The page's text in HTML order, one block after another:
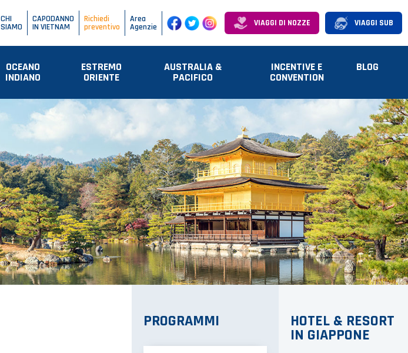
CHI
SIAMO
CAPODANNO
IN VIETNAM
Richiedi
preventivo
Area
Agenzie VIAGGI DI NOZZE VIAGGI SUB
OCEANO
INDIANO
ESTREMO
ORIENTE
AUSTRALIA &
PACIFICO
INCENTIVE E
CONVENTION
BLOG
PROGRAMMI HOTEL & RESORT
IN GIAPPONE